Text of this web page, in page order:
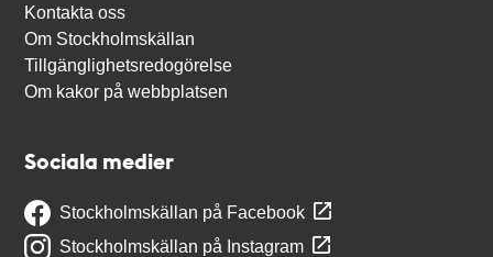
Kontakta oss
Om Stockholmskällan
Tillgänglighetsredogörelse
Om kakor på webbplatsen
Sociala medier
Stockholmskällan på Facebook
Stockholmskällan på Instagram